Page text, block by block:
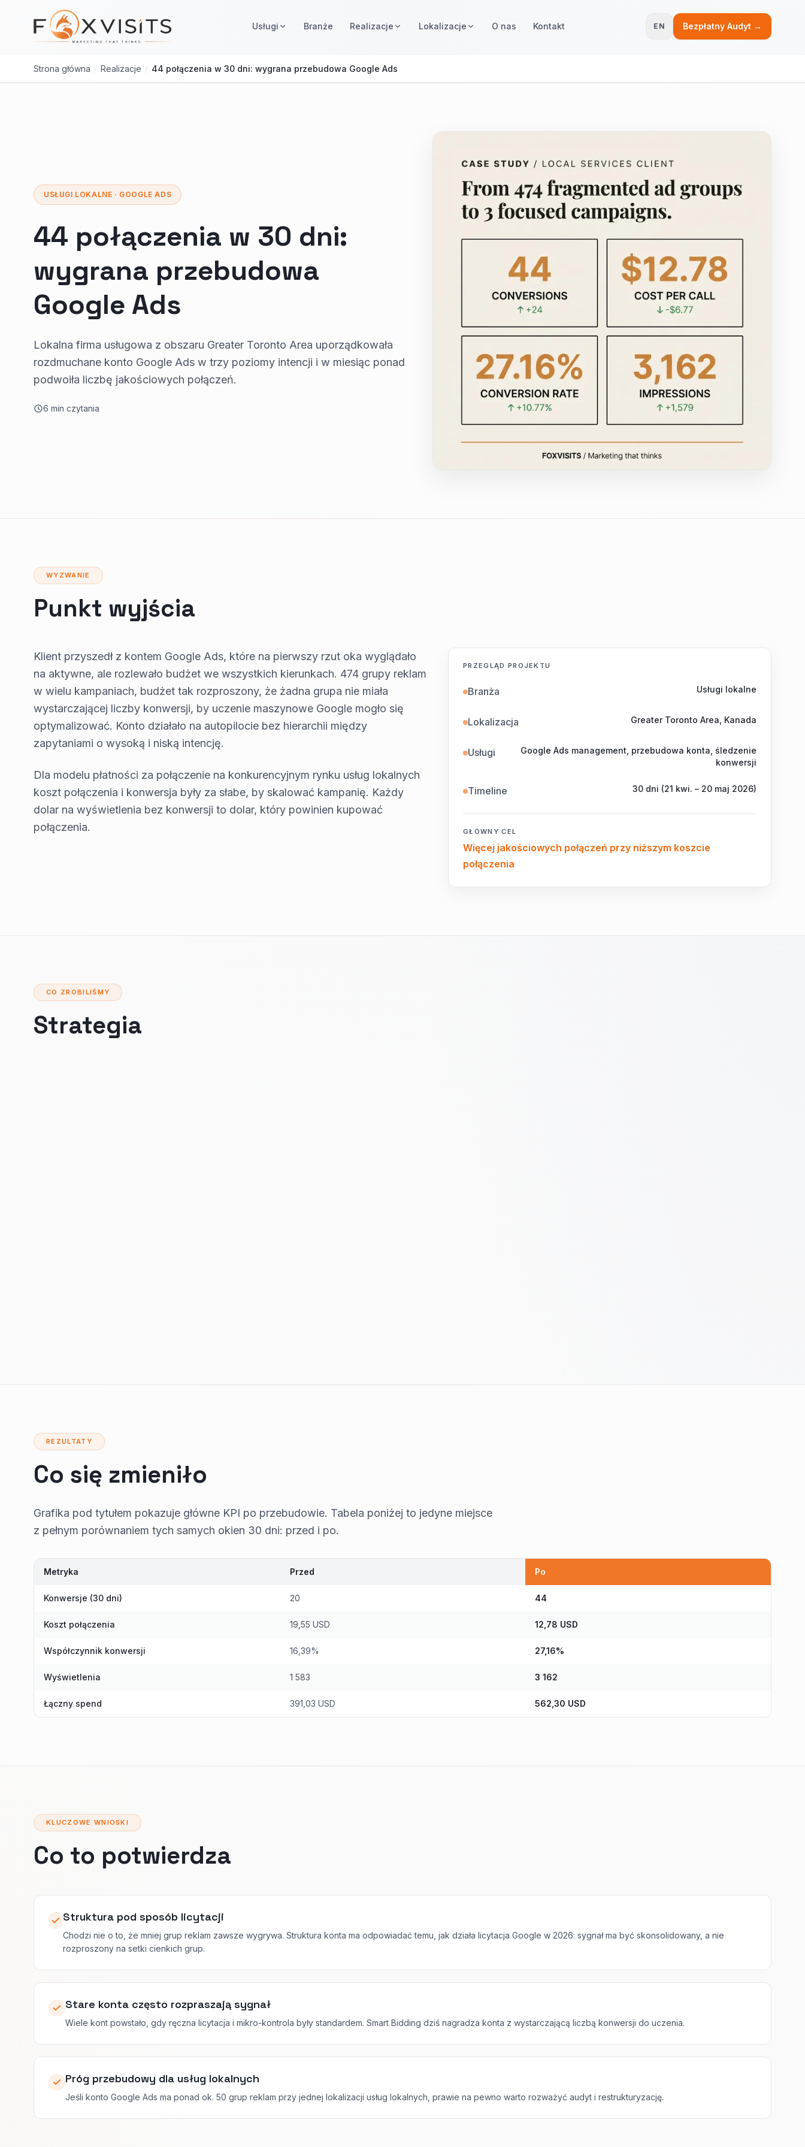
Przejdź do treści głównej
Usługi Branże Realizacje Lokalizacje O nas Kontakt EN Bezpłatny Audyt →
Strona główna / Realizacje / 44 połączenia w 30 dni: wygrana przebudowa Google Ads
USŁUGI LOKALNE · GOOGLE ADS
44 połączenia w 30 dni:
wygrana przebudowa
Google Ads
Lokalna firma usługowa z obszaru Greater Toronto Area uporządkowała
rozdmuchane konto Google Ads w trzy poziomy intencji i w miesiąc ponad
podwoiła liczbę jakościowych połączeń.
6 min czytania
WYZWANIE
Punkt wyjścia
Klient przyszedł z kontem Google Ads, które na pierwszy rzut oka wyglądało
na aktywne, ale rozlewało budżet we wszystkich kierunkach. 474 grupy reklam
w wielu kampaniach, budżet tak rozproszony, że żadna grupa nie miała
wystarczającej liczby konwersji, by uczenie maszynowe Google mogło się
optymalizować. Konto działało na autopilocie bez hierarchii między
zapytaniami o wysoką i niską intencję.
Dla modelu płatności za połączenie na konkurencyjnym rynku usług lokalnych
koszt połączenia i konwersja były za słabe, by skalować kampanię. Każdy
dolar na wyświetlenia bez konwersji to dolar, który powinien kupować
połączenia.
PRZEGLĄD PROJEKTU
Branża Usługi lokalne
Lokalizacja Greater Toronto Area, Kanada
Usługi
Google Ads management, przebudowa konta, śledzenie
konwersji
Timeline 30 dni (21 kwi. – 20 maj 2026)
GŁÓWNY CEL
Więcej jakościowych połączeń przy niższym koszcie
połączenia
CO ZROBILIŚMY
Strategia
REZULTATY
Co się zmieniło
Grafika pod tytułem pokazuje główne KPI po przebudowie. Tabela poniżej to jedyne miejsce
z pełnym porównaniem tych samych okien 30 dni: przed i po.
Metryka Przed Po
Konwersje (30 dni) 20 44
Koszt połączenia 19,55 USD 12,78 USD
Współczynnik konwersji 16,39% 27,16%
Wyświetlenia 1 583 3 162
Łączny spend 391,03 USD 562,30 USD
KLUCZOWE WNIOSKI
Co to potwierdza
Struktura pod sposób licytacji
Chodzi nie o to, że mniej grup reklam zawsze wygrywa. Struktura konta ma odpowiadać temu, jak działa licytacja Google w 2026: sygnał ma być skonsolidowany, a nie
rozproszony na setki cienkich grup.
Stare konta często rozpraszają sygnał
Wiele kont powstało, gdy ręczna licytacja i mikro-kontrola były standardem. Smart Bidding dziś nagradza konta z wystarczającą liczbą konwersji do uczenia.
Próg przebudowy dla usług lokalnych
Jeśli konto Google Ads ma ponad ok. 50 grup reklam przy jednej lokalizacji usług lokalnych, prawie na pewno warto rozważyć audyt i restrukturyzację.